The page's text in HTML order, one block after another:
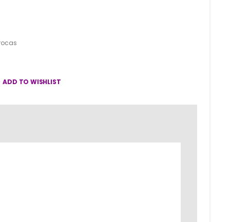
ADD TO WISHLIST